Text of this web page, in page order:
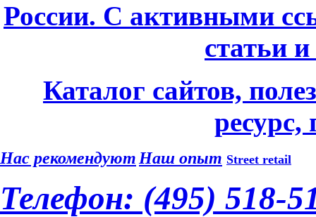
России. С активными
статьи
Каталог сайтов,
ресурс,
Нас рекомендуют Наш опыт Street retail
Телефон: (495) 518-